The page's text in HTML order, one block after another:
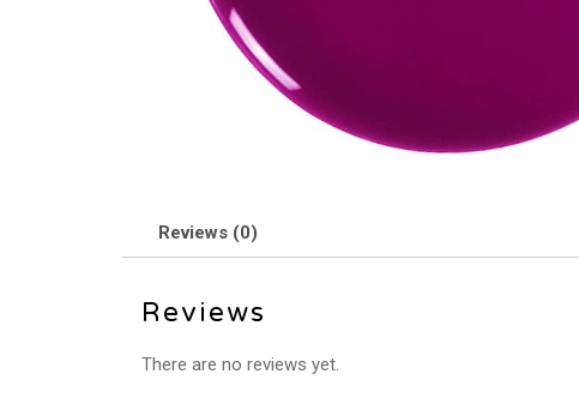
Reviews (0)
Reviews
There are no reviews yet.